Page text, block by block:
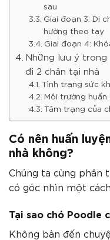
sau
Giai đoạn 3: Di
hường theo tay
Giai đoạn 4:
Những lưu ý trong
đi 2 chân tại nhà
Tình trạng sức
Môi trường
Tâm trạng của
Có nên huấn
nhà không?
Chúng ta cùng phân
có góc nhìn một
Tại sao chó Poodle
Không bàn đến